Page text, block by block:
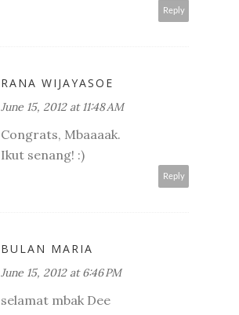
Reply
RANA WIJAYASOE
June 15, 2012 at 11:48 AM
Congrats, Mbaaaak.
Ikut senang! :)
Reply
BULAN MARIA
June 15, 2012 at 6:46 PM
selamat mbak Dee